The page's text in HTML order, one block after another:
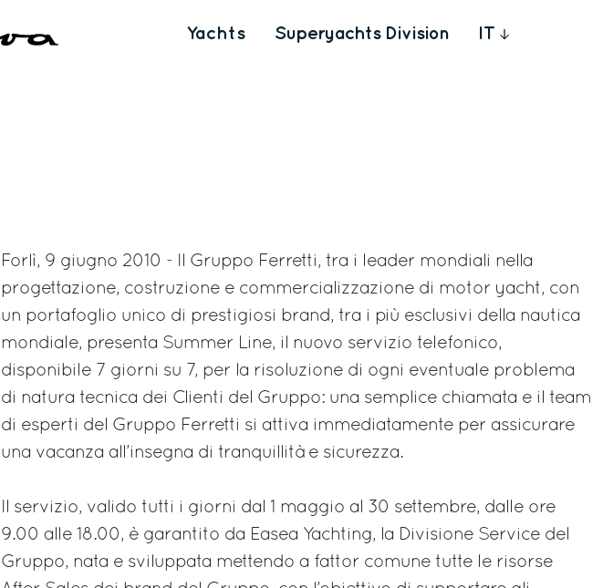
Yachts Superyachts Division IT
Forlì, 9 giugno 2010 - Il Gruppo Ferretti, tra i leader mondiali nella
progettazione, costruzione e commercializzazione di motor yacht, con
un portafoglio unico di prestigiosi brand, tra i più esclusivi della nautica
mondiale, presenta Summer Line, il nuovo servizio telefonico,
disponibile 7 giorni su 7, per la risoluzione di ogni eventuale problema
di natura tecnica dei Clienti del Gruppo: una semplice chiamata e il team
di esperti del Gruppo Ferretti si attiva immediatamente per assicurare
una vacanza all’insegna di tranquillità e sicurezza.
Il servizio, valido tutti i giorni dal 1 maggio al 30 settembre, dalle ore
9.00 alle 18.00, è garantito da Easea Yachting, la Divisione Service del
Gruppo, nata e sviluppata mettendo a fattor comune tutte le risorse